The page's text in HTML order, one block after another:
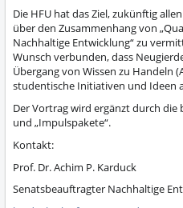
Die HFU hat das Ziel, zukünftig
über den Zusammenhang von
Nachhaltige Entwicklung“ zu
Wunsch verbunden, dass
Übergang von Wissen zu Handeln
studentische Initiativen und Ideen
Der Vortrag wird ergänzt durch die
und „Impulspakete“.
Kontakt:
Prof. Dr. Achim P. Karduck
Senatsbeauftragter Nachhaltige